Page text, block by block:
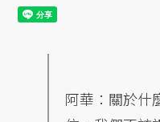
阿華：關於什